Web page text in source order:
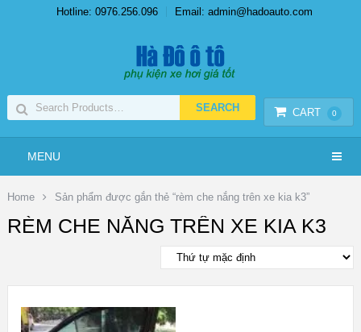
Hotline: 0976.256.096 Email: admin@hadoauto.com
CART 0
MENU
Home Sản phẩm được gắn thẻ “rèm che nắng trên xe kia k3”
RÈM CHE NẮNG TRÊN XE KIA K3